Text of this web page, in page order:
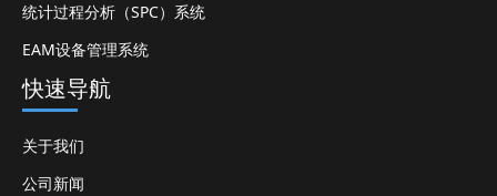
统计过程分析（SPC）系统
EAM设备管理系统
快速导航
关于我们
公司新闻